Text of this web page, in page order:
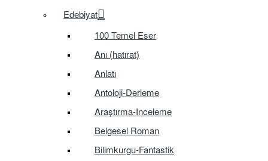
Edebiyat
100 Temel Eser
Anı (hatırat)
Anlatı
Antoloji-Derleme
Araştırma-Inceleme
Belgesel Roman
Bilimkurgu-Fantastik